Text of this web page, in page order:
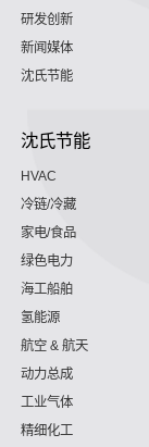
研发创新
新闻媒体
沈氏节能
沈氏节能
HVAC
冷链/冷藏
家电/食品
绿色电力
海工船舶
氢能源
航空 & 航天
动力总成
工业气体
精细化工